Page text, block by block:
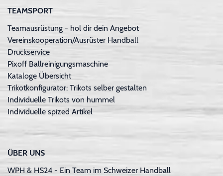
TEAMSPORT
Teamausrüstung - hol dir dein Angebot
Vereinskooperation/Ausrüster Handball
Druckservice
Pixoff Ballreinigungsmaschine
Kataloge Übersicht
Trikotkonfigurator: Trikots selber gestalten
Individuelle Trikots von hummel
Individuelle spized Artikel
ÜBER UNS
WPH & HS24 - Ein Team im Schweizer Handball